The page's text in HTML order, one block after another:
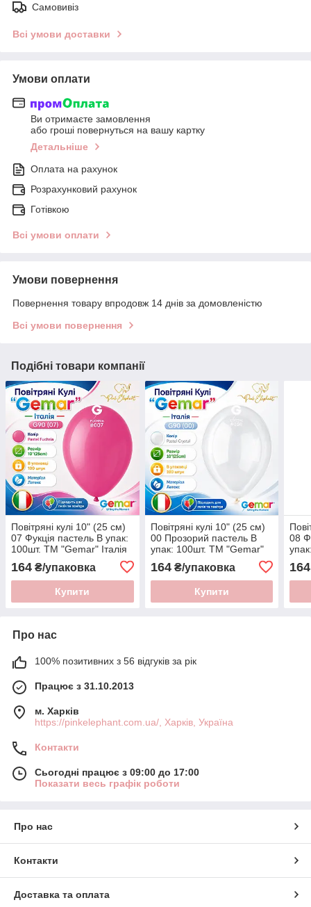
Самовивіз
Всі умови доставки
Умови оплати
Ви отримаєте замовлення
або гроші повернуться на вашу картку
Детальніше
Оплата на рахунок
Розрахунковий рахунок
Готівкою
Всі умови оплати
Умови повернення
Повернення товару впродовж 14 днів за домовленістю
Всі умови повернення
Подібні товари компанії
Повітряні кулі 10" (25 см)
07 Фукція пастель В упак:
100шт. ТМ "Gemar" Італія
164 ₴/упаковка
Купити
Повітряні кулі 10" (25 см)
00 Прозорий пастель В
упак: 100шт. ТМ "Gemar"
164₴/упаковка
Купити
08
164
Про нас
100% позитивних з 56 відгуків за рік
Працює з 31.10.2013
м. Харків
https://pinkelephant.com.ua/, Харків, Україна
Контакти
Сьогодні працює з 09:00 до 17:00
Показати весь графік роботи
Про нас
Контакти
Доставка та оплата